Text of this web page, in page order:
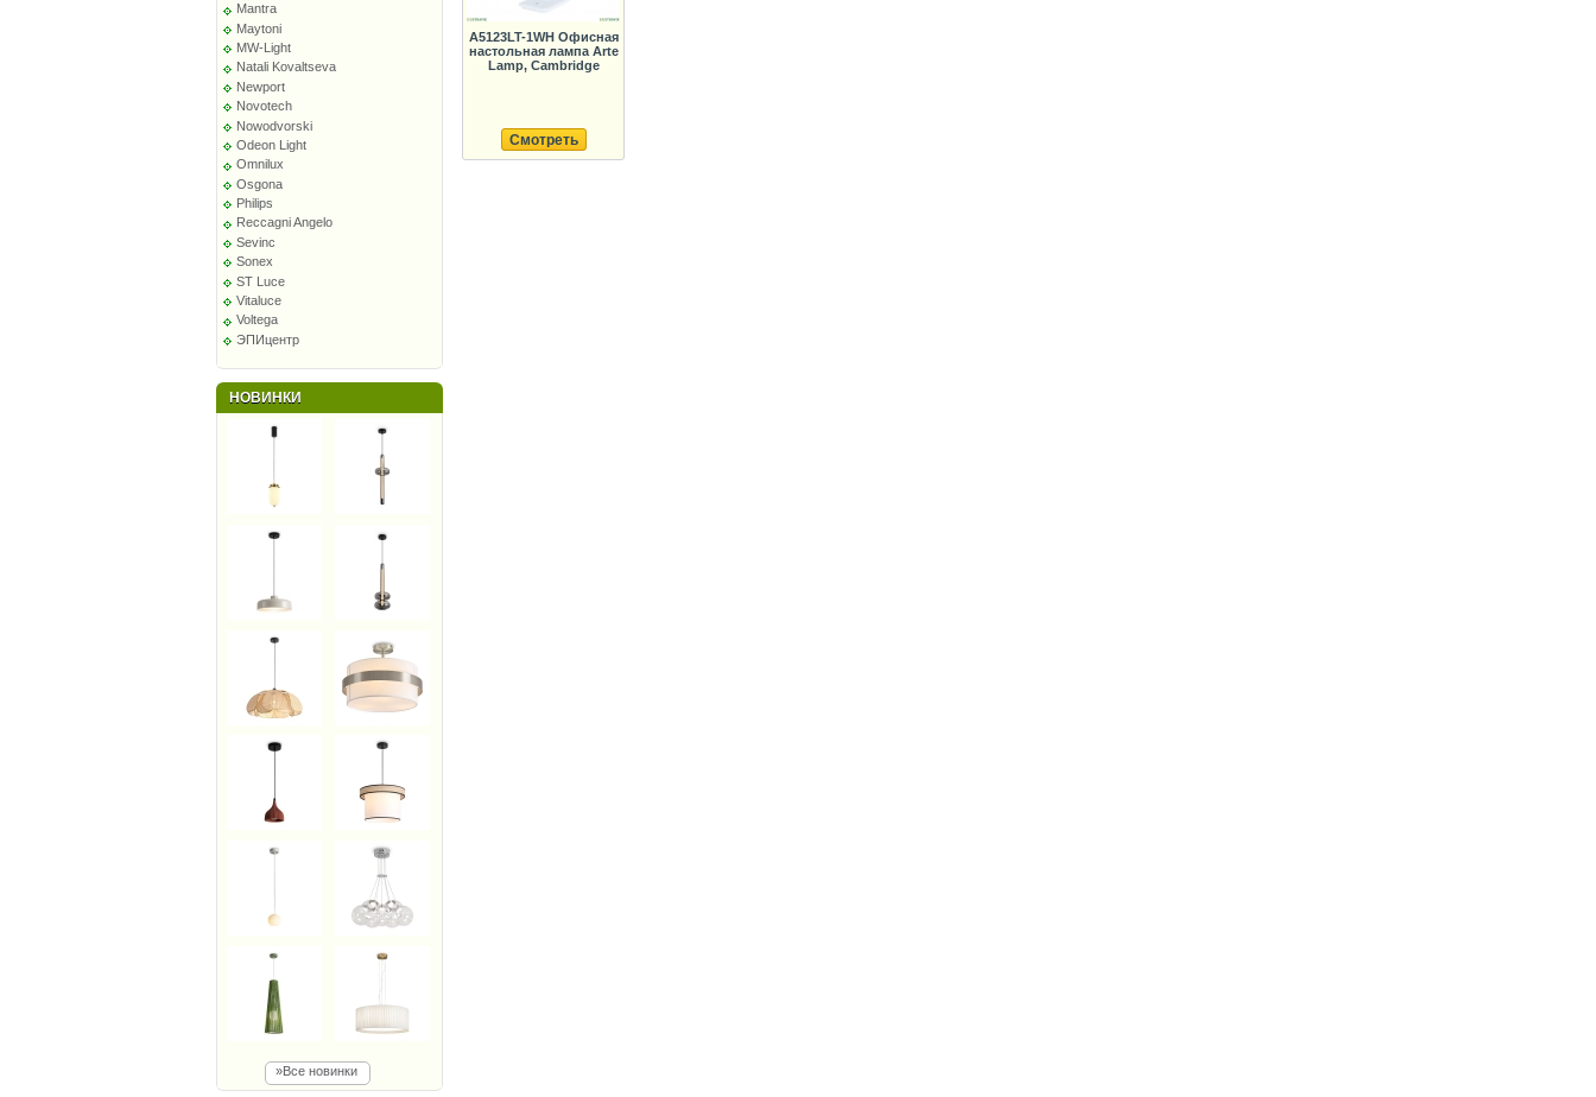
Mantra
Maytoni
MW-Light
Natali Kovaltseva
Newport
Novotech
Nowodvorski
Odeon Light
Omnilux
Osgona
Philips
Reccagni Angelo
Sevinc
Sonex
ST Luce
Vitaluce
Voltega
ЭПИцентр
НОВИНКИ
»Все новинки
A5123LT-1WH Офисная
настольная лампа Arte
Lamp, Cambridge
Смотреть